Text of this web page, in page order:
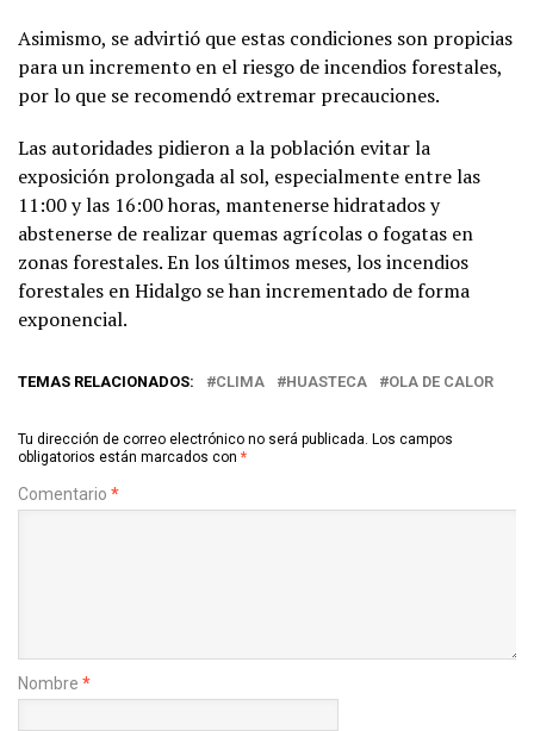
Asimismo, se advirtió que estas condiciones son propicias
para un incremento en el riesgo de incendios forestales,
por lo que se recomendó extremar precauciones.
Las autoridades pidieron a la población evitar la
exposición prolongada al sol, especialmente entre las
11:00 y las 16:00 horas, mantenerse hidratados y
abstenerse de realizar quemas agrícolas o fogatas en
zonas forestales. En los últimos meses, los incendios
forestales en Hidalgo se han incrementado de forma
exponencial.
TEMAS RELACIONADOS: CLIMA HUASTECA OLA DE CALOR
Tu dirección de correo electrónico no será publicada. Los campos
obligatorios están marcados con *
Comentario *
Nombre *